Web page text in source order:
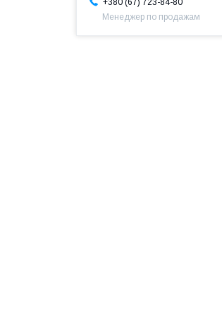
+380 (67) 723-84-80
Менеджер по продажам